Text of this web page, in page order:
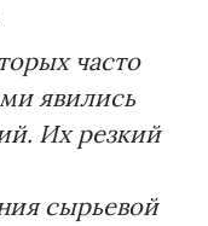
часто
явились
Их резкий
сырьевой